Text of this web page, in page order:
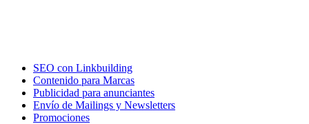
SEO con Linkbuilding
Contenido para Marcas
Publicidad para anunciantes
Envío de Mailings y Newsletters
Promociones